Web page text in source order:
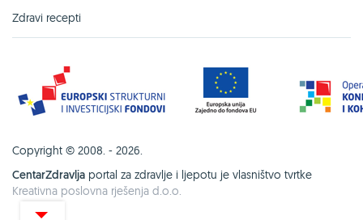
Zdravi recepti
Copyright © 2008. - 2026.
CentarZdravlja portal za zdravlje i ljepotu je vlasništvo tvrtke
Kreativna poslovna rješenja d.o.o.